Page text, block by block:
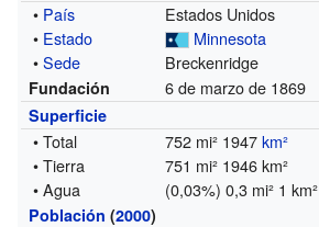
• País
Estados Unidos
• Estado
Minnesota
•Sede Breckenridge
Fundación 6 de marzo de 1869
Superficie
• Total 752 mi² 1947km²
• Tierra
751 mi² 1946 km²
• Agua
(0,03%) 0,3 mi² 1 km²
Población (2000)